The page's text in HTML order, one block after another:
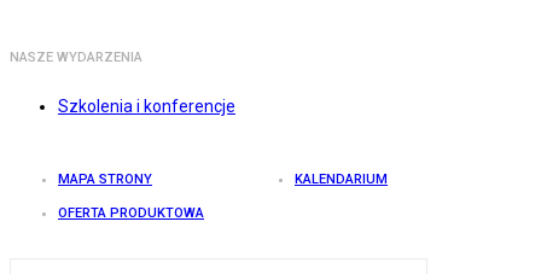
NASZE WYDARZENIA
Szkolenia i konferencje
MAPA STRONY KALENDARIUM
OFERTA PRODUKTOWA